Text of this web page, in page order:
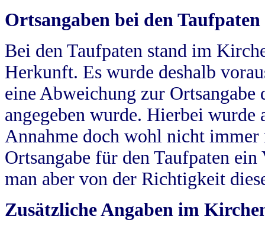
Ortsangaben bei den Taufpaten
Bei den Taufpaten stand im
Herkunft. Es wurde deshalb
eine Abweichung zur
angegeben wurde. Hierbei wurde
Annahme doch wohl nicht
Ortsangabe für den Taufpaten
man aber von der Richtigkeit
Zusätzliche Angaben im